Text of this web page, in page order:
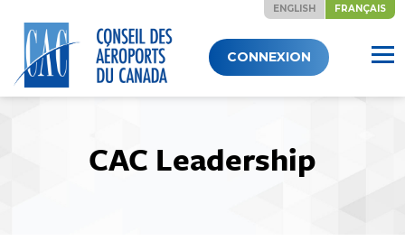
content
ENGLISH FRANÇAIS
CONNEXION
CAC Leadership